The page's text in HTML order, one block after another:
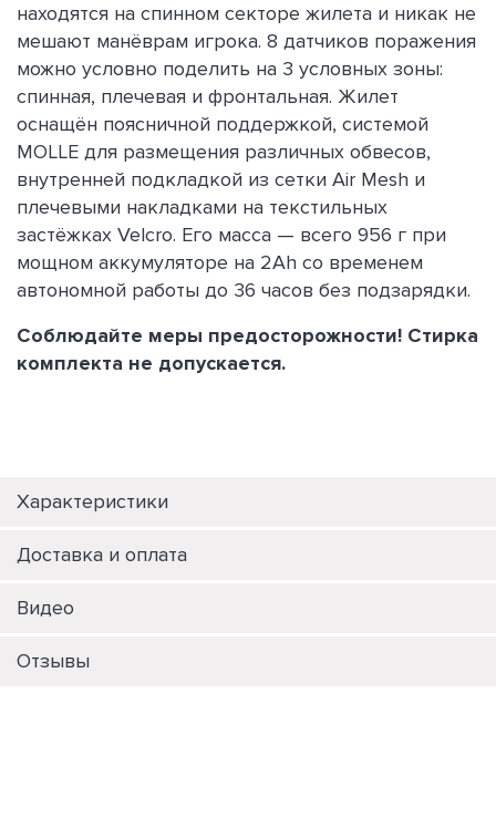
находятся на спинном секторе жилета и никак не
мешают манёврам игрока. 8 датчиков поражения
можно условно поделить на 3 условных зоны:
спинная, плечевая и фронтальная. Жилет
оснащён поясничной поддержкой, системой
MOLLE для размещения различных обвесов,
внутренней подкладкой из сетки Air Mesh и
плечевыми накладками на текстильных
застёжках Velcro. Его масса — всего 956 г при
мощном аккумуляторе на 2Ah со временем
автономной работы до 36 часов без подзарядки.
Соблюдайте меры предосторожности! Стирка
комплекта не допускается.
Характеристики
Доставка и оплата
Видео
Отзывы